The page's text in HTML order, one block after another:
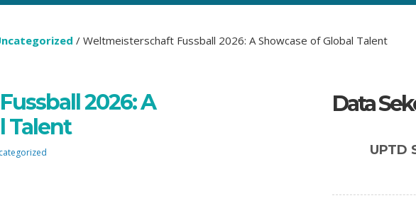
/ Weltmeisterschaft Fussball 2026: A Showcase of Global Talent
2026: A
Talent
Data
UPTD